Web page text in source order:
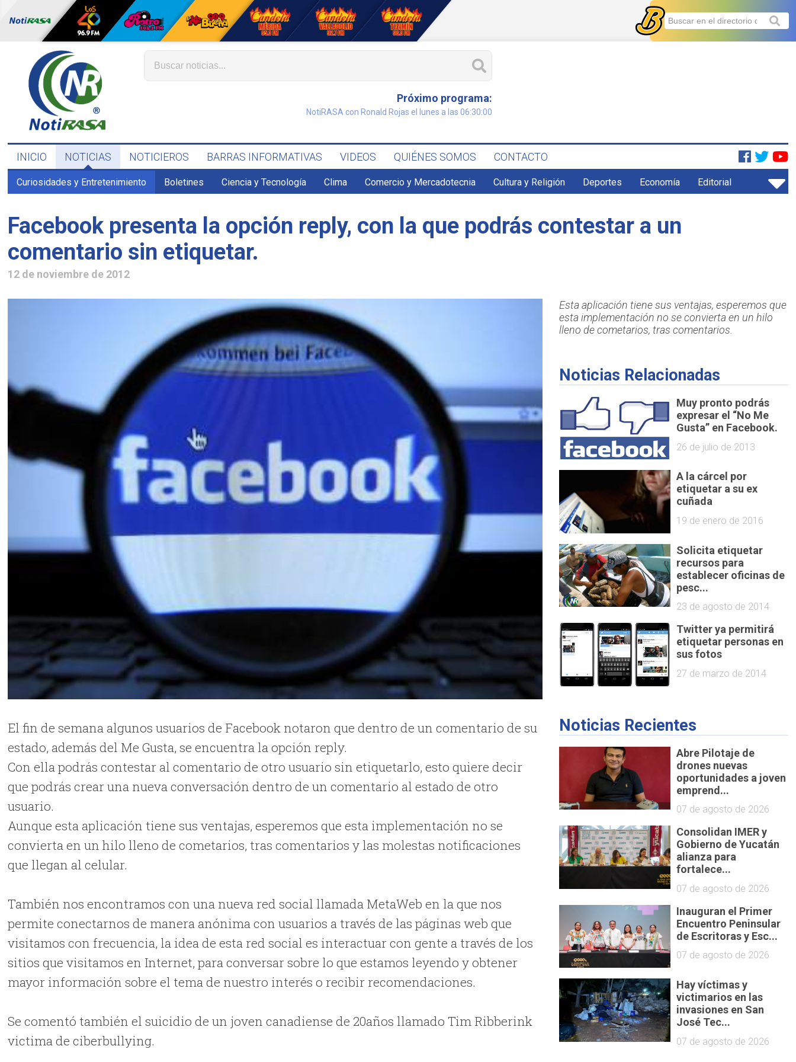
Próximo programa:
NotiRASA con Ronald Rojas el lunes a las 06:30:00
INICIO NOTICIAS NOTICIEROS BARRAS INFORMATIVAS VIDEOS QUIÉNES SOMOS CONTACTO
Curiosidades y Entretenimiento Boletines Ciencia y Tecnología Clima Comercio y Mercadotecnia Cultura y Religión Deportes Economía Editorial
Facebook presenta la opción reply, con la que podrás contestar a un
comentario sin etiquetar.
12 de noviembre de 2012
El fin de semana algunos usuarios de Facebook notaron que dentro de un comentario de su
estado, además del Me Gusta, se encuentra la opción reply.
Con ella podrás contestar al comentario de otro usuario sin etiquetarlo, esto quiere decir
que podrás crear una nueva conversación dentro de un comentario al estado de otro
usuario.
Aunque esta aplicación tiene sus ventajas, esperemos que esta implementación no se
convierta en un hilo lleno de cometarios, tras comentarios y las molestas notificaciones
que llegan al celular.
También nos encontramos con una nueva red social llamada MetaWeb en la que nos
permite conectarnos de manera anónima con usuarios a través de las páginas web que
visitamos con frecuencia, la idea de esta red social es interactuar con gente a través de los
sitios que visitamos en Internet, para conversar sobre lo que estamos leyendo y obtener
mayor información sobre el tema de nuestro interés o recibir recomendaciones.
Se comentó también el suicidio de un joven canadiense de 20años llamado Tim Ribberink
victima de ciberbullying.
Esta aplicación tiene sus ventajas, esperemos que
esta implementación no se convierta en un hilo
lleno de cometarios, tras comentarios.
Noticias Relacionadas
Muy pronto podrás
expresar el “No Me
Gusta” en Facebook.
26 de julio de 2013
A la cárcel por
etiquetar a su ex
cuñada
19 de enero de 2016
Solicita etiquetar
recursos para
establecer oficinas de
pesc...
23 de agosto de 2014
Twitter ya permitirá
etiquetar personas en
sus fotos
27 de marzo de 2014
Noticias Recientes
Abre Pilotaje de
drones nuevas
oportunidades a joven
emprend...
07 de agosto de 2026
Consolidan IMER y
Gobierno de Yucatán
alianza para
fortalece...
07 de agosto de 2026
Inauguran el Primer
Encuentro Peninsular
de Escritoras y Esc...
07 de agosto de 2026
Hay víctimas y
victimarios en las
invasiones en San
José Tec...
07 de agosto de 2026